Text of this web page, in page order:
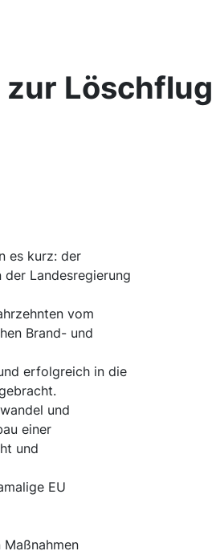
es kurz: der
Landesregierung
vom
Brand- und
erfolgreich in die
und
einer
und
EU